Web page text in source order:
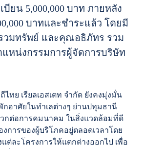
ยน 5,000,000 บาท ภายหลัง
บาทและชำระแล้ว โดยมี
มทรัพย์ และคุณอธิภัทร รวม
แหน่งกรรมการผู้จัดการบริษัท
ทย เรียลเอสเตท จำกัด ยังคงมุ่งมั่น
อาศัยในทำเลต่างๆ ย่านปทุมธานี
กต่อการคมนาคม ในสิ่งแวดล้อมที่ดี
งการของผู้บริโภคอยู่ตลอดเวลาโดย
ต่ละโครงการให้แตกต่างออกไป เพื่อ